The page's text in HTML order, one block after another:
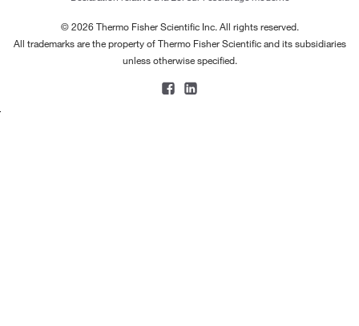
© 2026 Thermo Fisher Scientific Inc. All rights reserved.
All trademarks are the property of Thermo Fisher Scientific and its subsidiaries
unless otherwise specified.